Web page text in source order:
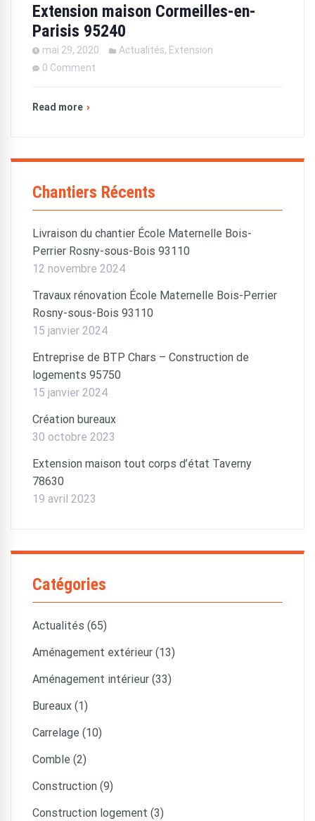
Extension maison Cormeilles-en-
Parisis 95240
mai 29, 2020 Actualités, Extension
0 Comment
Read more
Chantiers Récents
Livraison du chantier École Maternelle Bois-
Perrier Rosny-sous-Bois 93110
12 novembre 2024
Travaux rénovation École Maternelle Bois-Perrier
Rosny-sous-Bois 93110
15 janvier 2024
Entreprise de BTP Chars – Construction de
logements 95750
15 janvier 2024
Création bureaux
30 octobre 2023
Extension maison tout corps d’état Taverny
78630
19 avril 2023
Catégories
Actualités (65)
Aménagement extérieur (13)
Aménagement intérieur (33)
Bureaux (1)
Carrelage (10)
Comble (2)
Construction (9)
Construction logement (3)